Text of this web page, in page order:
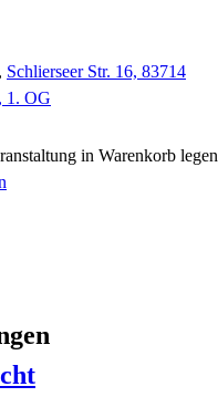
, Schlierseer Str. 16, 83714
1. OG
in Warenkorb legen